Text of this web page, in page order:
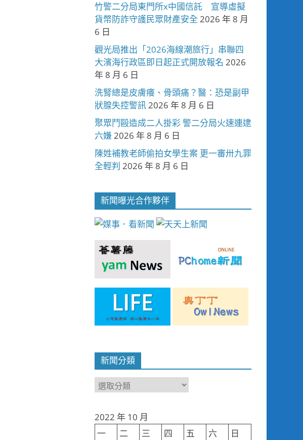
竹警二分局東門所x中國信託 宣導虛擬
貨幣防詐守護民眾財產安全 2026 年 8 月
6 日
觀光局推出「2026海線潮旅行」串聯四
大濱海行政區即日起正式開放報名 2026
年 8 月 6 日
洗腎總是皮膚癢、骨頭痛？醫：恐是副甲
狀腺失控警訊2026 年 8 月 6 日
聚眾鬥毆造成二人掛彩 警二分局火速連逮
六嫌2026 年 8 月 6 日
陳姓補教老師偷拍女學生案 更一審卅九罪
全輕判 2026 年 8 月 6 日
新聞曝光合作夥伴
新聞分類
新
類
2022 年 10 月
一
二 三 四 五 六 日